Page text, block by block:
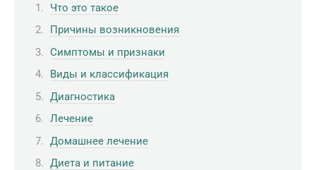
Что это такое
Причины возникновения
Симптомы и признаки
Виды и классификация
Диагностика
Лечение
Домашнее лечение
Диета и питание